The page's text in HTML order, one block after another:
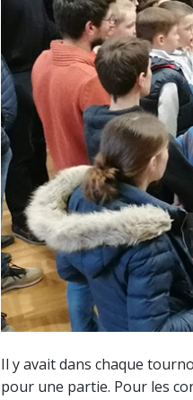
Il y avait dans chaque
pour une partie. Pour les